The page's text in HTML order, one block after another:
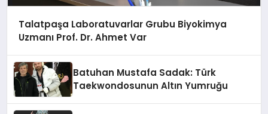
Talatpaşa Laboratuvarlar Grubu Biyokimya
Uzmanı Prof. Dr. Ahmet Var
Batuhan Mustafa Sadak: Türk
Taekwondosunun Altın Yumruğu